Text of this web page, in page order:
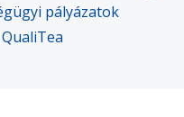
pályázatok